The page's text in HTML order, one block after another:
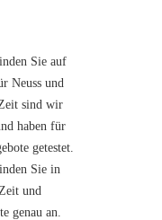
Sie auf
Neuss und
sind wir
haben für
getestet.
Sie in
und
genau an.